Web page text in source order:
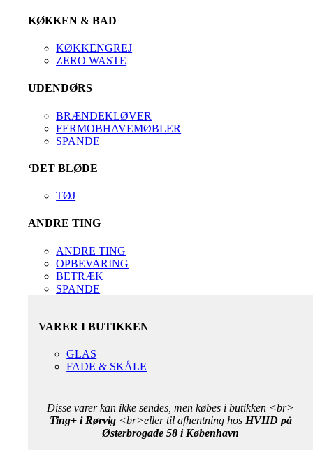
KØKKEN & BAD
KØKKENGREJ
ZERO WASTE
UDENDØRS
BRÆNDEKLØVER
FERMOBHAVEMØBLER
SPANDE
‘DET BLØDE
TØJ
ANDRE TING
ANDRE TING
OPBEVARING
BETRÆK
SPANDE
VARER I BUTIKKEN
GLAS
FADE & SKÅLE
Disse varer kan ikke sendes, men købes i butikken <br>
Ting+ i Rørvig<br>eller til afhentning hos HVIID på
Østerbrogade 58 i København